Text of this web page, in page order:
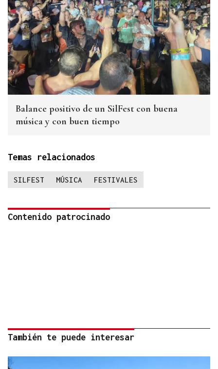
Balance positivo de un SilFest con buena
música y con buen tiempo
Temas relacionados
SILFEST MÚSICA FESTIVALES
Contenido patrocinado
También te puede interesar